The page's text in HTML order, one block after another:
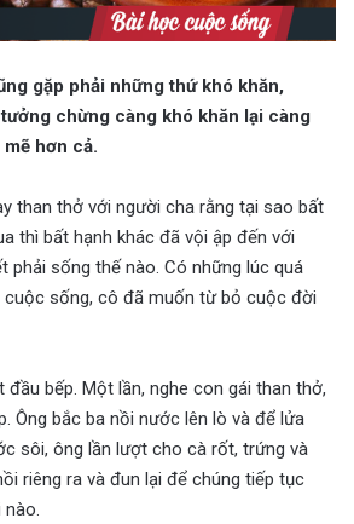
gặp phải những thứ khó khăn,
chừng càng khó khăn lại càng
hơn cả.
than thở với người cha rằng tại sao bất
thì bất hạnh khác đã vội ập đến với
phải sống thế nào. Có những lúc quá
sống, cô đã muốn từ bỏ cuộc đời
bếp. Một lần, nghe con gái than thở,
Ông bắc ba nồi nước lên lò và để lửa
sôi, ông lần lượt cho cà rốt, trứng và
riêng ra và đun lại để chúng tiếp tục